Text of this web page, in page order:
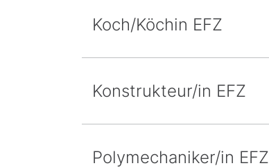
Koch/Köchin EFZ
Konstrukteur/in EFZ
Polymechaniker/in EFZ